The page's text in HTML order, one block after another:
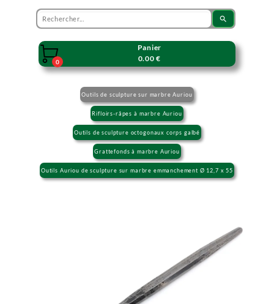
search

0
Panier
0.00 €
Outils de sculpture sur marbre Auriou
Rifloirs-râpes à marbre Auriou
Outils de sculpture octogonaux corps galbé
Grattefonds à marbre Auriou
Outils Auriou de sculpture sur marbre emmanchement Ø 12,7 x 55